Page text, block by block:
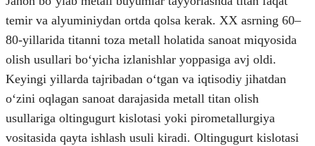
temir va alyuminiydan ortda qolsa kerak. XX asrning 60–
80-yillarida titanni toza metall holatida sanoat miqyosida
olish usullari boʻyicha izlanishlar yoppasiga avj oldi.
Keyingi yillarda tajribadan oʻtgan va iqtisodiy jihatdan
oʻzini oqlagan sanoat darajasida metall titan olish
usullariga oltingugurt kislotasi yoki pirometallurgiya
vositasida qayta ishlash usuli kiradi. Oltingugurt kislotasi